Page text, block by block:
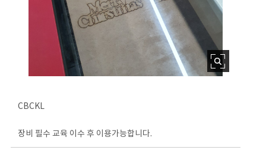
CBCKL
장비 필수 교육 이수 후 이용가능합니다.